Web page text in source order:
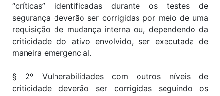
“críticas” identificadas durante os testes de
segurança deverão ser corrigidas por meio de uma
requisição de mudança interna ou, dependendo da
criticidade do ativo envolvido, ser executada de
maneira emergencial.
§ 2º Vulnerabilidades com outros níveis de
criticidade deverão ser corrigidas seguindo os